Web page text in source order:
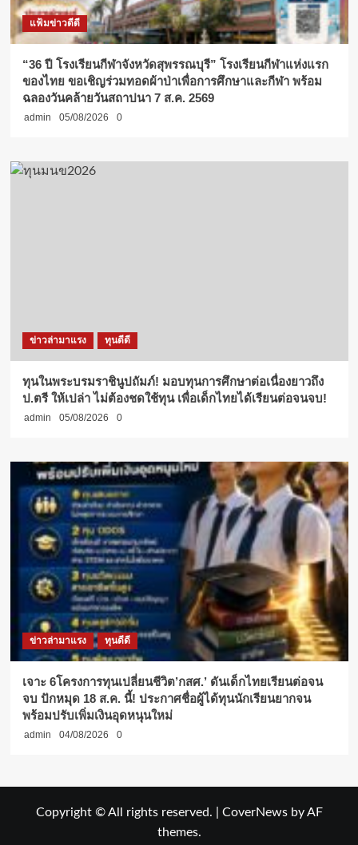
แฟ้มข่าวดีดี
“36 ปี โรงเรียนกีฬาจังหวัดสุพรรณบุรี” โรงเรียนกีฬาแห่งแรก
ของไทย ขอเชิญร่วมทอดผ้าป่าเพื่อการศึกษาและกีฬา พร้อม
ฉลองวันคล้ายวันสถาปนา 7 ส.ค. 2569
admin 05/08/2026 0
ข่าวล่ามาแรง ทุนดีดี
ทุนในพระบรมราชินูปถัมภ์! มอบทุนการศึกษาต่อเนื่องยาวถึง
ป.ตรี ให้เปล่า ไม่ต้องชดใช้ทุน เพื่อเด็กไทยได้เรียนต่อจนจบ!
admin 05/08/2026 0
ข่าวล่ามาแรง ทุนดีดี
เจาะ 6โครงการทุนเปลี่ยนชีวิต’กสศ.’ ดันเด็กไทยเรียนต่อจน
จบ ปักหมุด 18 ส.ค. นี้! ประกาศชื่อผู้ได้ทุนนักเรียนยากจน
พร้อมปรับเพิ่มเงินอุดหนุนใหม่
admin 04/08/2026 0
Copyright © All rights reserved. CoverNewsby AF
themes.